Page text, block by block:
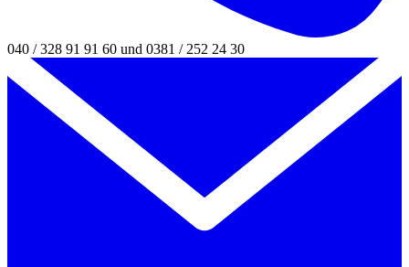
040 / 328 91 91 60 und 0381 / 252 24 30